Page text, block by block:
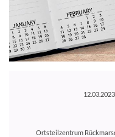
Ortsteilzentrum